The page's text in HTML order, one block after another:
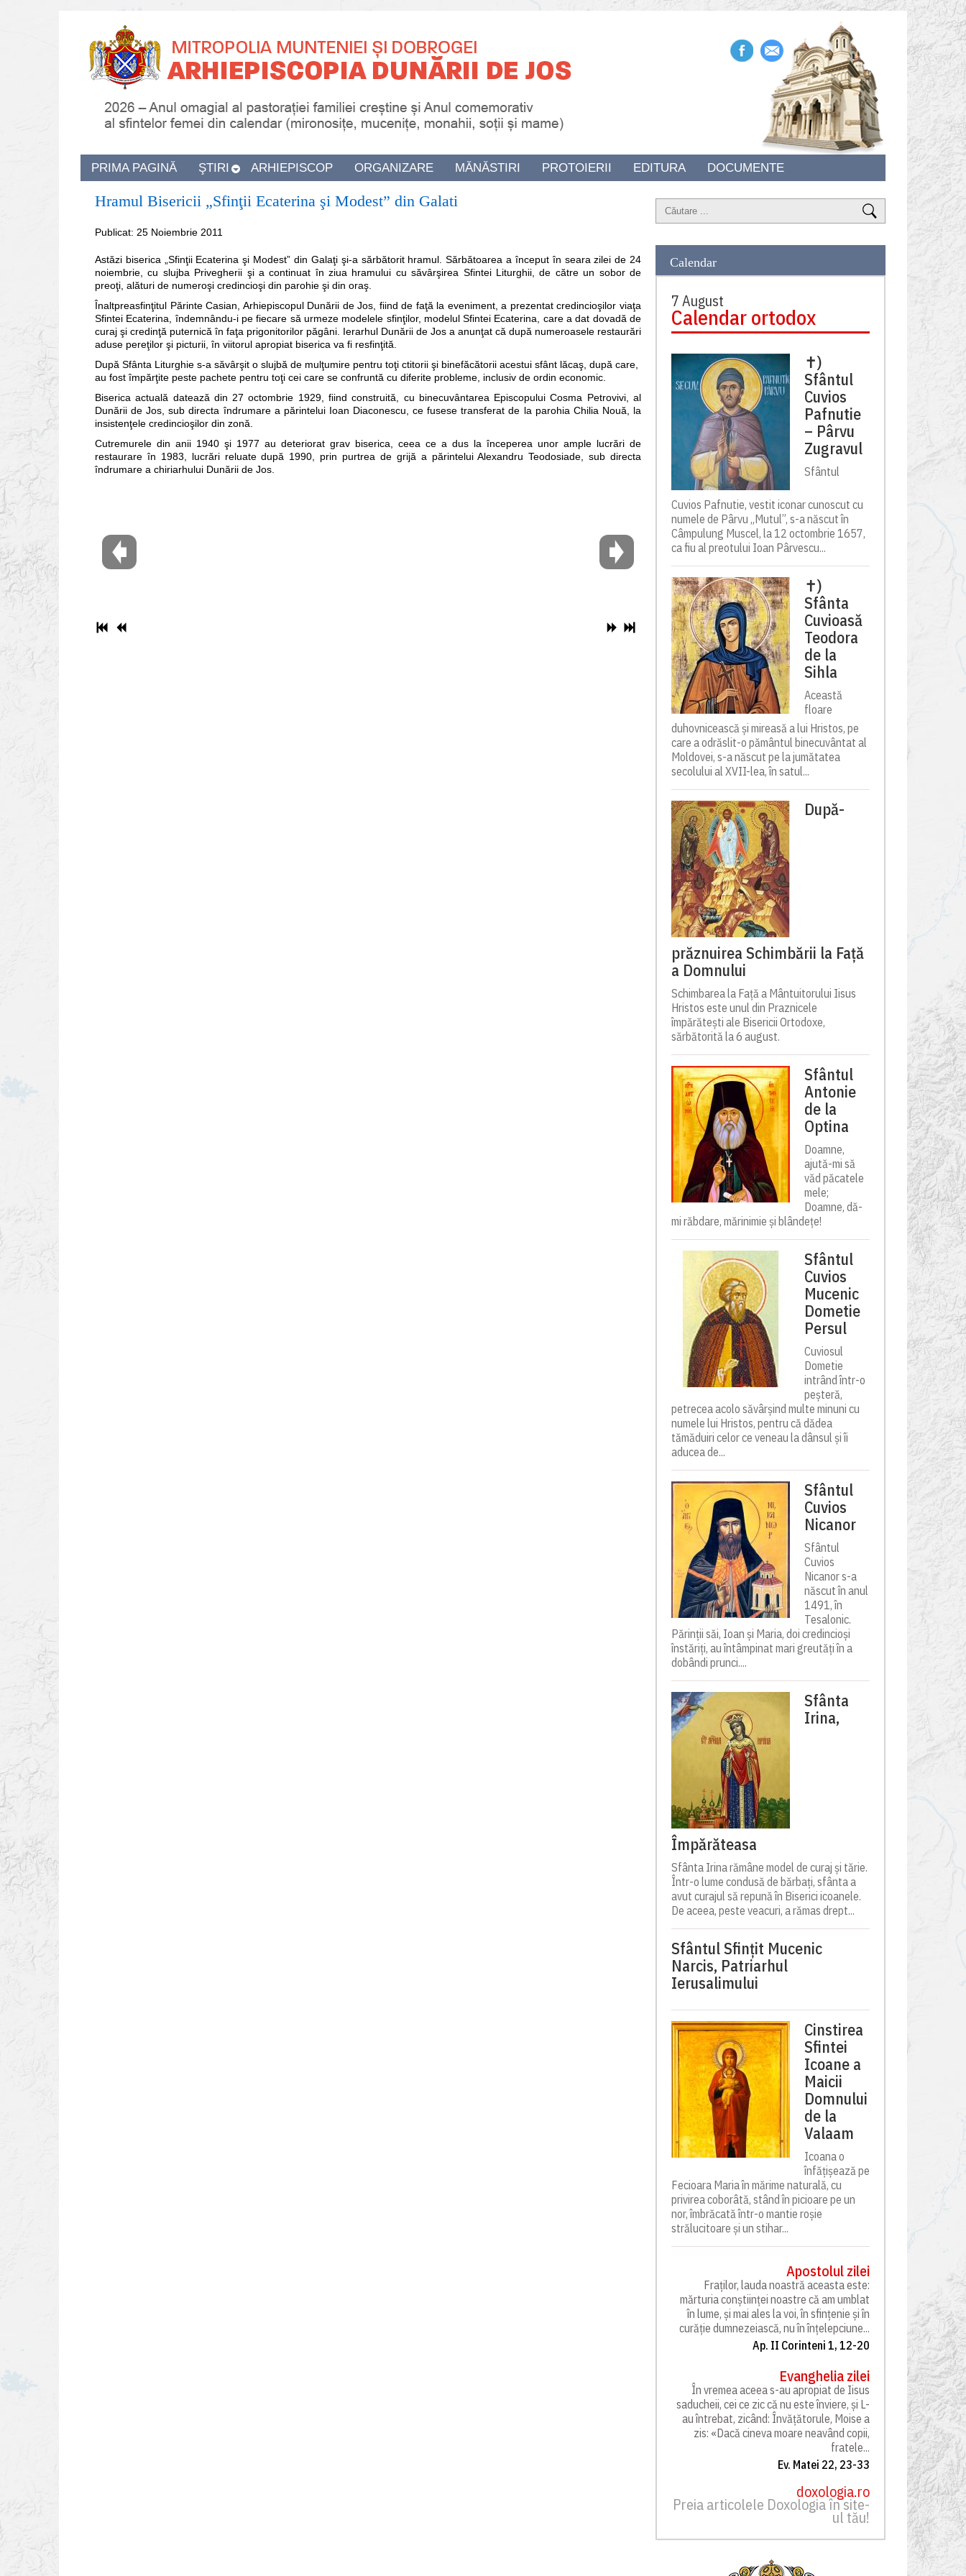
PRIMA PAGINĂ ŞTIRI ARHIEPISCOP ORGANIZARE MĂNĂSTIRI PROTOIERII EDITURA DOCUMENTE
Hramul Bisericii „Sfinţii Ecaterina şi Modest” din Galati
Publicat: 25 Noiembrie 2011
Astăzi biserica „Sfinţii Ecaterina şi Modest” din Galaţi şi-a sărbătorit hramul. Sărbătoarea aînceput în seara zilei de 24
noiembrie, cu slujba Privegherii şi a continuat în ziua hramului cu săvârşirea Sfintei Liturghii, de către un sobor de
preoţi, alături de numeroşi credincioşi din parohie şi din oraş.
Înaltpreasfinţitul Părinte Casian, Arhiepiscopul Dunării de Jos, fiind de faţă la eveniment, a prezentat credincioşilor viaţa
Sfintei Ecaterina, îndemnându-i pe fiecare să urmeze modelele sfinţilor, modelul Sfintei Ecaterina, care a dat dovadă de
curaj şi credinţă puternică în faţa prigonitorilor păgâni. Ierarhul Dunării de Jos a anunţat că după numeroasele restaurări
aduse pereţilor şi picturii, în viitorul apropiat biserica va fi resfinţită.
După Sfânta Liturghie s-a săvârşit o slujbă de mulţumire pentru toţi ctitorii şi binefăcătorii acestui sfânt lăcaş, după care,
au fost împărţite peste pachete pentru toţi cei care se confruntă cu diferite probleme, inclusiv de ordin economic.
Biserica actuală datează din 27 octombrie 1929, fiind construită, cu binecuvântarea Episcopului Cosma Petrovivi, al
Dunării de Jos, sub directa îndrumare a părintelui Ioan Diaconescu, ce fusese transferat de la parohia Chilia Nouă, la
insistenţele credincioşilor din zonă.
Cutremurele din anii 1940 şi 1977 au deteriorat grav biserica, ceea ce a dus la începerea unor ample lucrări de
restaurare în 1983, lucrări reluate după 1990, prin purtrea de grijă a părintelui Alexandru Teodosiade, sub directa
îndrumare a chiriarhului Dunării de Jos.
Calendar
7 August
Calendar ortodox
✝)
Sfântul
Cuvios
Pafnutie
– Pârvu
Zugravul
Sfântul
Cuvios Pafnutie, vestit iconar cunoscut cu
numele de Pârvu „Mutul”, s-a născut în
Câmpulung Muscel, la 12 octombrie 1657,
ca fiu al preotului Ioan Pârvescu...
✝)
Sfânta
Cuvioasă
Teodora
de la
Sihla
Această
floare
duhovnicească și mireasă a lui Hristos, pe
care a odrăslit-o pământul binecuvântat al
Moldovei, s-a născut pe la jumătatea
secolului al XVII-lea, în satul...
După-
prăznuirea Schimbării la Față
a Domnului
Schimbarea la Față a Mântuitorului Iisus
Hristos este unul din Praznicele
împărătești ale Bisericii Ortodoxe,
sărbătorită la 6 august.
Sfântul
Antonie
de la
Optina
Doamne,
ajută-mi să
văd păcatele
mele;
Doamne, dă-
mi răbdare, mărinimie şi blândeţe!
Sfântul
Cuvios
Mucenic
Dometie
Persul
Cuviosul
Dometie
intrând într-o
peșteră,
petrecea acolo săvârșind multe minuni cu
numele lui Hristos, pentru că dădea
tămăduiri celor ce veneau la dânsul și îi
aducea de...
Sfântul
Cuvios
Nicanor
Sfântul
Cuvios
Nicanor s-a
născut în anul
1491, în
Tesalonic.
Părinții săi, Ioan și Maria, doi credincioși
înstăriți, au întâmpinat mari greutăți în a
dobândi prunci....
Sfânta
Irina,
Împărăteasa
Sfânta Irina rămâne model de curaj și tărie.
Într-o lume condusă de bărbați, sfânta a
avut curajul să repună în Biserici icoanele.
De aceea, peste veacuri, a rămas drept...
Sfântul Sfinţit Mucenic
Narcis, Patriarhul
Ierusalimului
Cinstirea
Sfintei
Icoane a
Maicii
Domnului
de la
Valaam
Icoana o
înfățișează pe
Fecioara Maria în mărime naturală, cu
privirea coborâtă, stând în picioare pe un
nor, îmbrăcată într-o mantie roșie
strălucitoare și un stihar...
Apostolul zilei
Fraților, lauda noastră aceasta este:
mărturia conștiinței noastre că am umblat
în lume, și mai ales la voi, în sfințenie și în
curăție dumnezeiască, nu în înțelepciune...
Ap. II Corinteni 1, 12-20
Evanghelia zilei
În vremea aceea s-au apropiat de Iisus
saducheii, cei ce zic că nu este înviere, și L-
au întrebat, zicând: Învățătorule, Moise a
zis: «Dacă cineva moare neavând copii,
fratele...
Ev. Matei 22, 23-33
doxologia.ro
Preia articolele Doxologia în site-
ul tău!